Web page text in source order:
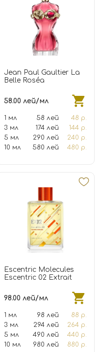
Jean Paul Gaultier La
Belle Roséa
58.00 лей/мл
1 мл 58 лей
48 р.
3 мл
174 лей
144 р.
5 мл
290 лей
240 р.
10 мл
580 лей 480 р.
Escentric Molecules
Escentric 02 Extrait
98.00 лей/мл
1 мл 98 лей
88 р.
3 мл
294 лей
264 р.
5 мл
490 лей
440 р.
10 мл
980 лей 880 р.